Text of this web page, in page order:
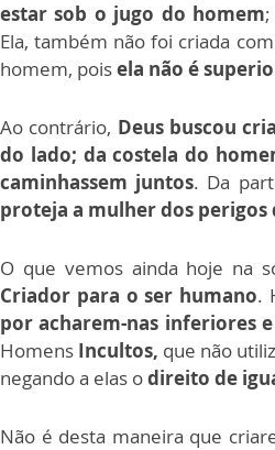
estar sob o jugo do homem
Ela, também não foi criada
homem, poisela não é
Ao contrário, Deus buscou
do lado; da costela do
caminhassem juntos. Da
proteja a mulher dos perigos
O que vemos ainda hoje na
Criador para o ser humano.
por acharem-nas inferiores
Homens Incultos, que não
negando a elas odireito de
Não é desta maneira que